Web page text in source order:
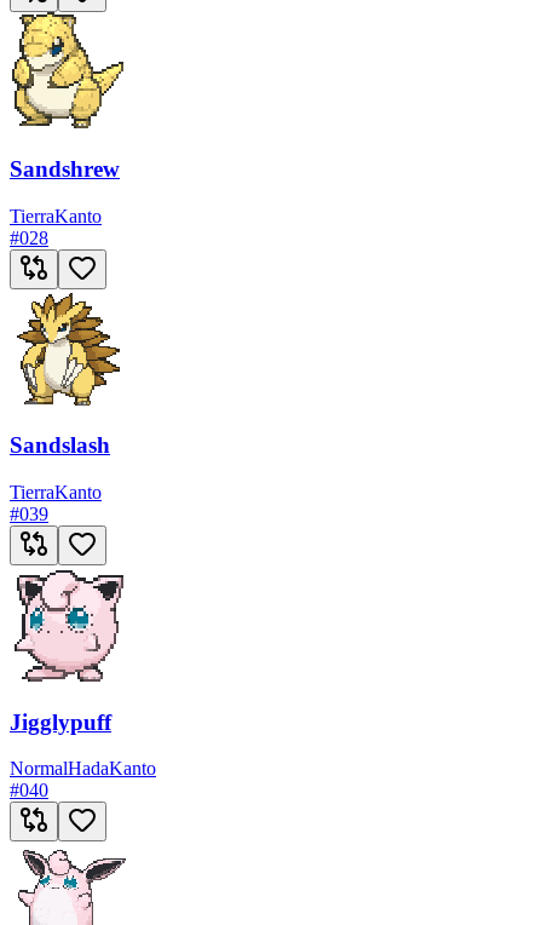
Sandshrew
TierraKanto
#028
Sandslash
TierraKanto
#039
Jigglypuff
NormalHadaKanto
#040